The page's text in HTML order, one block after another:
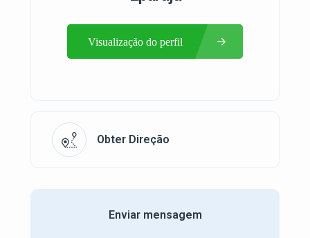
Visualização do perfil
Obter Direção
Enviar mensagem